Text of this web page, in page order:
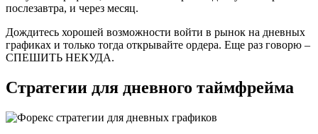
послезавтра, и через месяц.
Дождитесь хорошей возможности войти в рынок на дневных
графиках и только тогда открывайте ордера. Еще раз говорю –
СПЕШИТЬ НЕКУДА.
Стратегии для дневного таймфрейма